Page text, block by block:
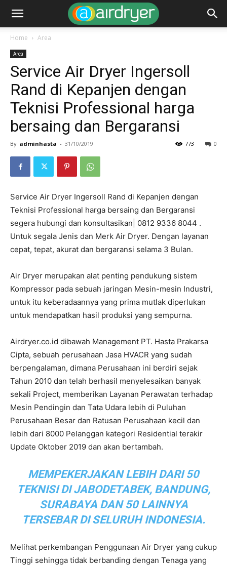
Home Area
Area
Service Air Dryer Ingersoll
Rand di Kepanjen dengan
Teknisi Professional harga
bersaing dan Bergaransi
By adminhasta - 31/10/2019 0
773
Service Air Dryer Ingersoll Rand di Kepanjen dengan
Teknisi Professional harga bersaing dan Bergaransi
segera hubungi dan konsultasikan| 0812 9336 8044 .
Untuk segala Jenis dan Merk Air Dryer. Dengan layanan
cepat, tepat, akurat dan bergaransi selama 3 Bulan.
Air Dryer merupakan alat penting pendukung sistem
Kompressor pada sebuah jaringan Mesin-mesin Industri,
untuk itu keberadaannya yang prima mutlak diperlukan
untuk mendapatkan hasil produksi yang sempurna.
Airdryer.co.id dibawah Management PT. Hasta Prakarsa
Cipta, sebuah perusahaan Jasa HVACR yang sudah
berpengalaman, dimana Perusahaan ini berdiri sejak
Tahun 2010 dan telah berhasil menyelesaikan banyak
sekali Project, memberikan Layanan Perawatan terhadap
Mesin Pendingin dan Tata Udara lebih di Puluhan
Perusahaan Besar dan Ratusan Perusahaan kecil dan
lebih dari 8000 Pelanggan kategori Residential terakir
Update Oktober 2019 dan akan bertambah.
MEMPEKERJAKAN LEBIH DARI 50
TEKNISI DI JABODETABEK, BANDUNG,
SURABAYA DAN 50 LAINNYA
TERSEBAR DI SELURUH INDONESIA.
Melihat perkembangan Penggunaan Air Dryer yang cukup
Tinggi sehingga tidak berbanding dengan Tenaga yang